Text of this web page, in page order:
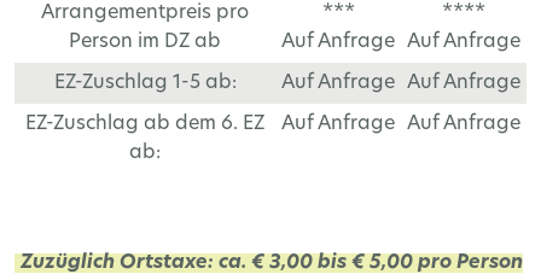
Arrangementpreis pro
Person im DZ ab
***
Auf Anfrage
****
Auf Anfrage
EZ-Zuschlag 1-5 ab: Auf Anfrage Auf Anfrage
EZ-Zuschlag ab dem 6. EZ
ab:
Auf Anfrage Auf Anfrage
Zuzüglich Ortstaxe: ca. € 3,00 bis € 5,00 pro Person